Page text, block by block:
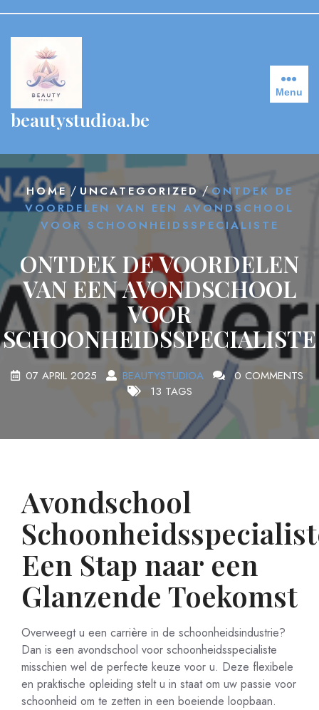
content
beautystudioa.be
Menu
HOME/ UNCATEGORIZED/ONTDEK DE
VOORDELEN VAN EEN AVONDSCHOOL
VOOR SCHOONHEIDSSPECIALISTE
ONTDEK DE VOORDELEN
VAN EEN AVONDSCHOOL
VOOR
SCHOONHEIDSSPECIALISTE
07 APRIL 2025 BEAUTYSTUDIOA
0 COMMENTS
13 TAGS
Avondschool
Een Stap naar een
Glanzende Toekomst
Overweegt u een carrière in de schoonheidsindustrie?
Dan is een avondschool voor schoonheidsspecialiste
misschien wel de perfecte keuze voor u. Deze flexibele
en praktische opleiding stelt u in staat om uw passie voor
schoonheid om te zetten in een boeiende loopbaan.